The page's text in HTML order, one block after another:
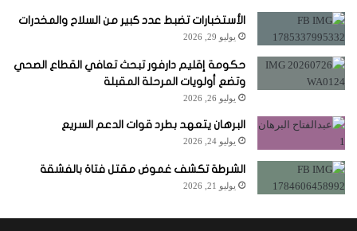
الأستخبارات تضبط عدد كبير من السلاح والمخدرات
يوليو 29, 2026
حكومة إقليم دارفور تبحث تعافي القطاع الصحي
وتضع أولويات المرحلة المقبلة
يوليو 26, 2026
البرهان يتعهد بطرد قوات الدعم السريع
يوليو 24, 2026
الشرطة تكشف غموض مقتل فتاة بالفشقة
يوليو 21, 2026